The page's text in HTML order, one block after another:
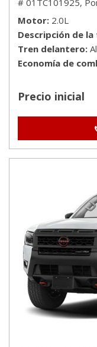
# 01TC101925,
Motor 2.0L
Descripción de
Tren delantero
Economía de
Precio inicial